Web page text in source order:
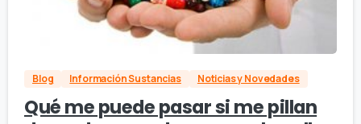
Blog Información Sustancias Noticias y Novedades
Qué me puede pasar si me pillan